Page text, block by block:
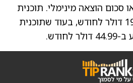
סכום הוצאה מינימלי. תוכנית
ה-Premium עולה 19.99 דולר לחודש, בעוד שתוכנית